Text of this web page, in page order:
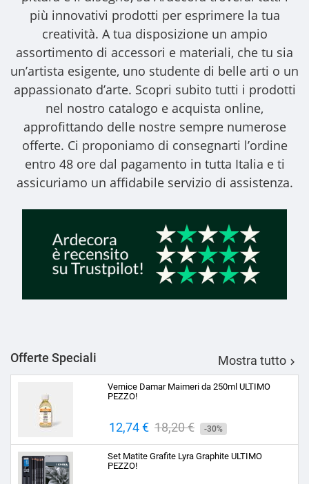
più innovativi prodotti per esprimere la tua
creatività. A tua disposizione un ampio
assortimento di accessori e materiali, che tu sia
un’artista esigente, uno studente di belle arti o un
appassionato d’arte. Scopri subito tutti i prodotti
nel nostro catalogo e acquista online,
approfittando delle nostre sempre numerose
offerte. Ci proponiamo di consegnarti l’ordine
entro 48 ore dal pagamento in tutta Italia e ti
assicuriamo un affidabile servizio di assistenza.
Offerte Speciali Mostra tutto 
Vernice Damar Maimeri da 250ml ULTIMO
PEZZO!
Prezzo
12,74 € Prezzo
base
18,20 € -30%
Set Matite Grafite Lyra Graphite ULTIMO
PEZZO!